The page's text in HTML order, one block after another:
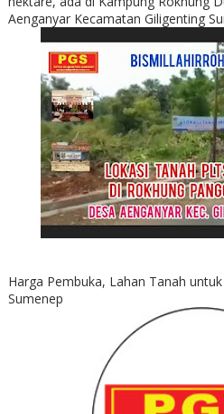
Aenganyar Kecamatan Giligenting
Harga Pembuka, Lahan Tanah
Sumenep